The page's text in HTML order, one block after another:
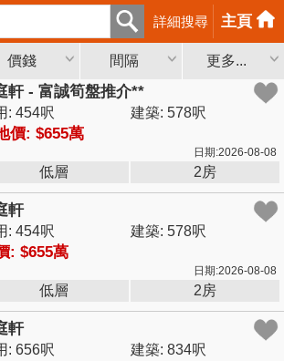
詳細搜尋 主頁
價錢 間隔 更多...
軒 - 富誠筍盤推介**
: 454呎 建築: 578呎
價: $655萬
日期:2026-08-08
低層 2房
軒
: 454呎 建築: 578呎
: $655萬
日期:2026-08-08
低層 2房
軒
: 656呎 建築: 834呎